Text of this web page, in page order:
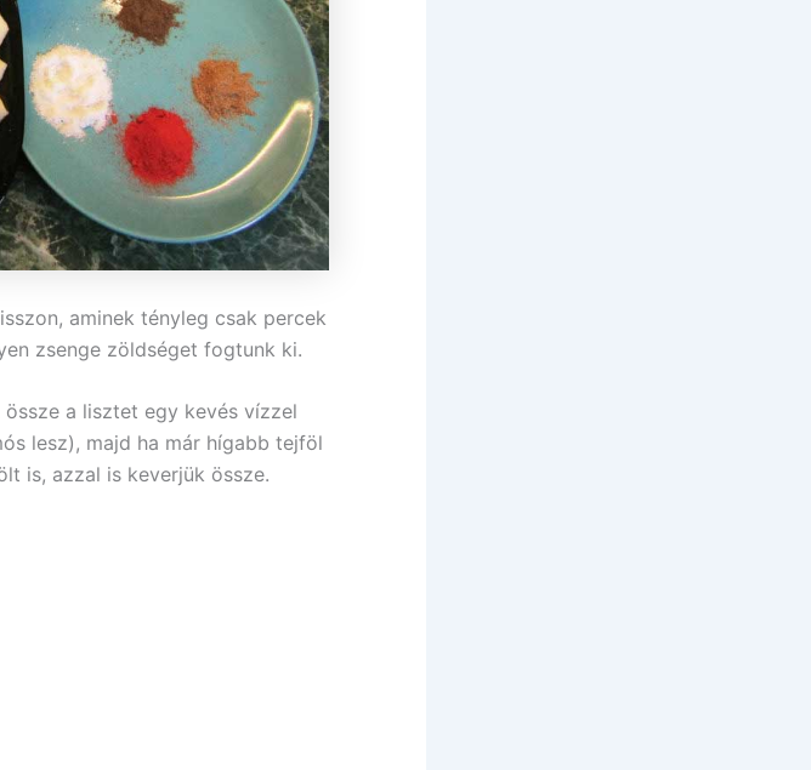
aminek tényleg csak percek
zsenge zöldséget fogtunk ki.
a lisztet egy kevés vízzel
lesz), majd ha már hígabb tejföl
is, azzal is keverjük össze.